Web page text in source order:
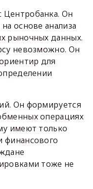
Он
основе анализа
рыночных данных.
невозможно. Он
для
Он формируется
операциях
имеют только
финансового
тоже не